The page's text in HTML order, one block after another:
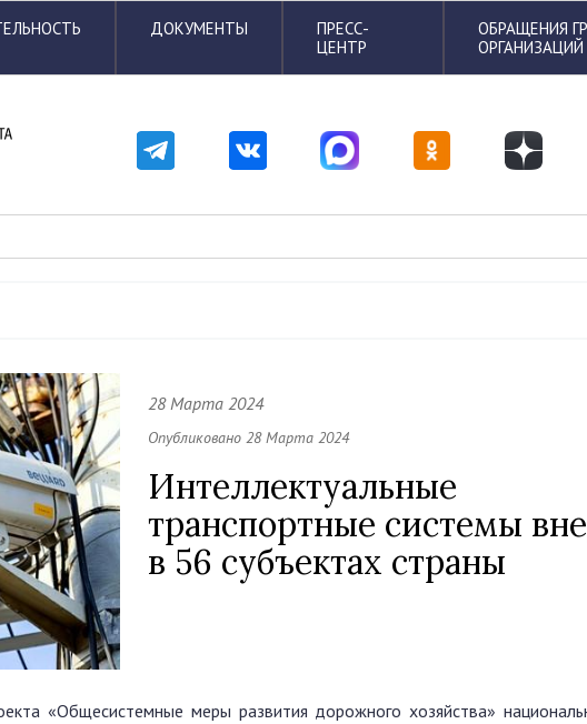
ДОКУМЕНТЫ
ПРЕСС-
ЦЕНТР
ОБРАЩЕНИЯ
ОРГАНИЗАЦИЙ
28 Марта 2024
Опубликовано 28 Марта 2024
Интеллектуальные
транспортные системы
в 56 субъектах страны
«Общесистемные меры развития дорожного хозяйства»